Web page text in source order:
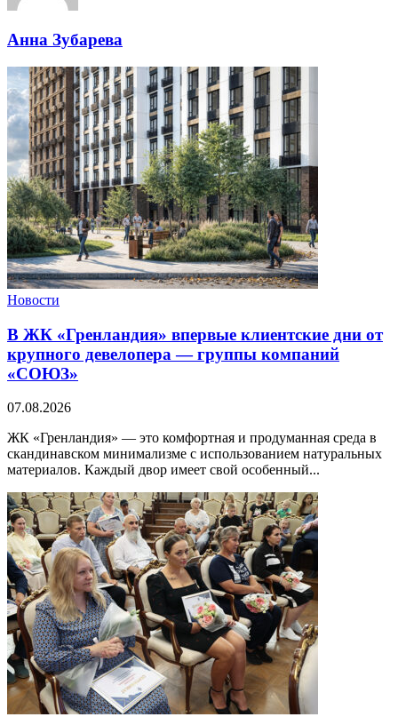
Анна Зубарева
Новости
В ЖК «Гренландия» впервые клиентские дни от
крупного девелопера — группы компаний
«СОЮЗ»
07.08.2026
ЖК «Гренландия» — это комфортная и продуманная среда в
скандинавском минимализме с использованием натуральных
материалов. Каждый двор имеет свой особенный...